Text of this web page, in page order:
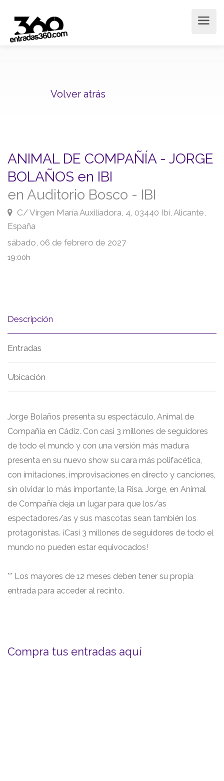
Volver atrás
ANIMAL DE COMPAÑÍA - JORGE
BOLAÑOS en IBI
en Auditorio Bosco - IBI
C/ Virgen María Auxiliadora, 4, 03440 Ibi, Alicante,
España
sábado, 06 de febrero de 2027
19:00h
Descripción
Entradas
Ubicación
Jorge Bolaños presenta su espectáculo, Animal de
Compañía en Cádiz. Con casi 3 millones de seguidores
de todo el mundo y con una versión más madura
presenta en su nuevo show su cara más polifacética,
con imitaciones, improvisaciones en directo y canciones,
sin olvidar lo más importante, la Risa. Jorge, en Animal
de Compañía deja un lugar para que los/as
espectadores/as y sus mascotas sean también los
protagonistas. ¡Casi 3 millones de seguidores de todo el
mundo no pueden estar equivocados!
** Los mayores de 12 meses deben tener su propia
entrada para acceder al recinto.
Compra tus entradas aquí